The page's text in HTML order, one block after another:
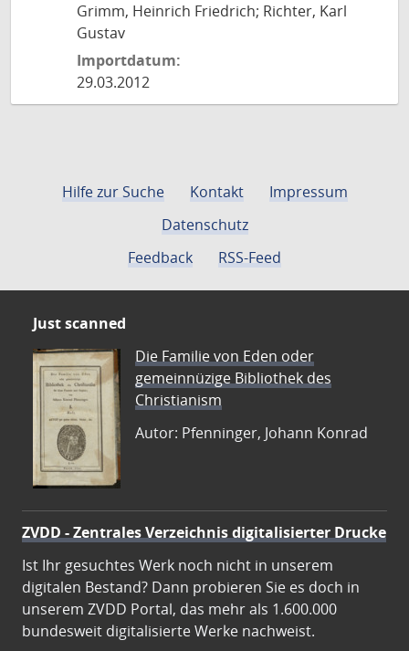
Grimm, Heinrich Friedrich; Richter, Karl
Gustav
Importdatum:
29.03.2012
Hilfe zur Suche Kontakt
Impressum
Datenschutz
Feedback
RSS-Feed
Just scanned
Die Familie von Eden oder
gemeinnüzige Bibliothek des
Christianism
Autor: Pfenninger, Johann Konrad
ZVDD - Zentrales Verzeichnis digitalisierter Drucke
Ist Ihr gesuchtes Werk noch nicht in unserem
digitalen Bestand? Dann probieren Sie es doch in
unserem ZVDD Portal, das mehr als 1.600.000
bundesweit digitalisierte Werke nachweist.